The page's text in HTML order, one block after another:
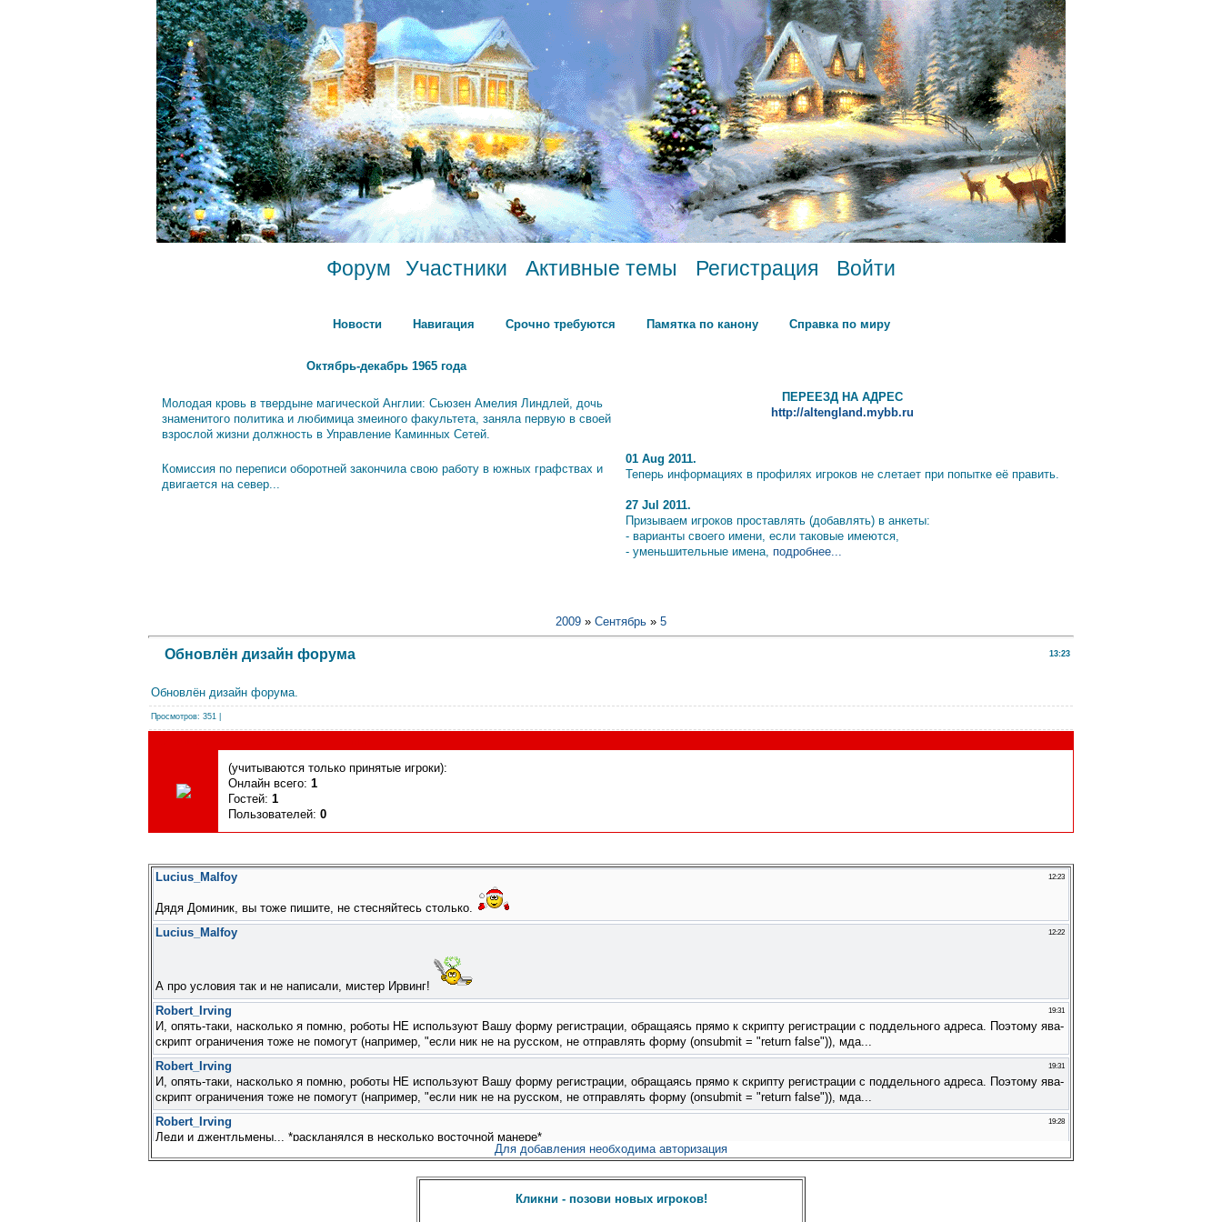
Форум Участники Активные темы Регистрация Войти
Новости Навигация Срочно требуются Памятка по канону Справка по миру
Октябрь-декабрь 1965 года
Молодая кровь в твердыне магической Англии: Сьюзен Амелия Линдлей, дочь
знаменитого политика и любимица змеиного факультета, заняла первую в своей
взрослой жизни должность в Управление Каминных Сетей.
Комиссия по переписи оборотней закончила свою работу в южных графствах и
двигается на север...
ПЕРЕЕЗД НА АДРЕС
http://altengland.mybb.ru
01 Aug 2011.
Теперь информациях в профилях игроков не слетает при попытке её править.
27 Jul 2011.
Призываем игроков проставлять (добавлять) в анкеты:
- варианты своего имени, если таковые имеются,
- уменьшительные имена, подробнее...
2009 » Сентябрь » 5
13:23
Обновлён дизайн форума
Обновлён дизайн форума.
Просмотров: 351 |
(учитываются только принятые игроки):
Онлайн всего: 1
Гостей: 1
Пользователей: 0
Для добавления необходима авторизация
Кликни - позови новых игроков!